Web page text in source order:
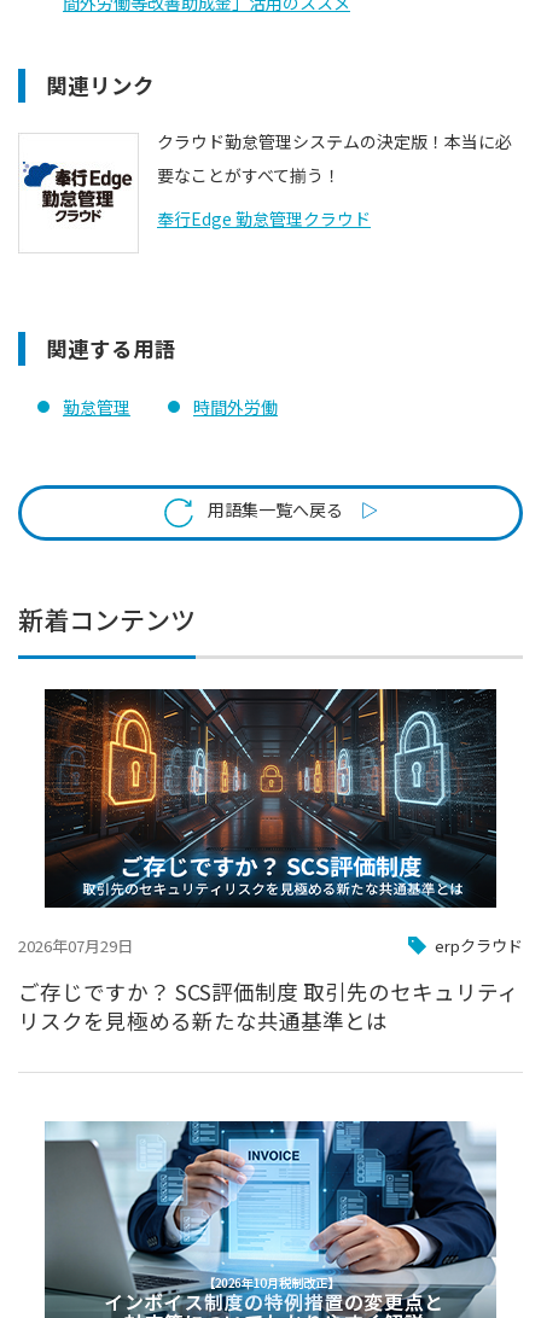
関連リンク
クラウド勤怠管理システムの決定版！本当に必
要なことがすべて揃う！
奉行Edge 勤怠管理クラウド
関連する用語
勤怠管理 時間外労働
用語集一覧へ戻る
新着コンテンツ
2026年07月29日 erpクラウド
ご存じですか？ SCS評価制度 取引先のセキュリティ
リスクを見極める新たな共通基準とは